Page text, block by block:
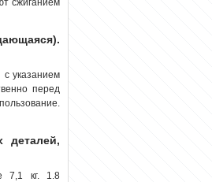
сжиганием
указанием
перед
деталей,
7,1 кг. 1.8